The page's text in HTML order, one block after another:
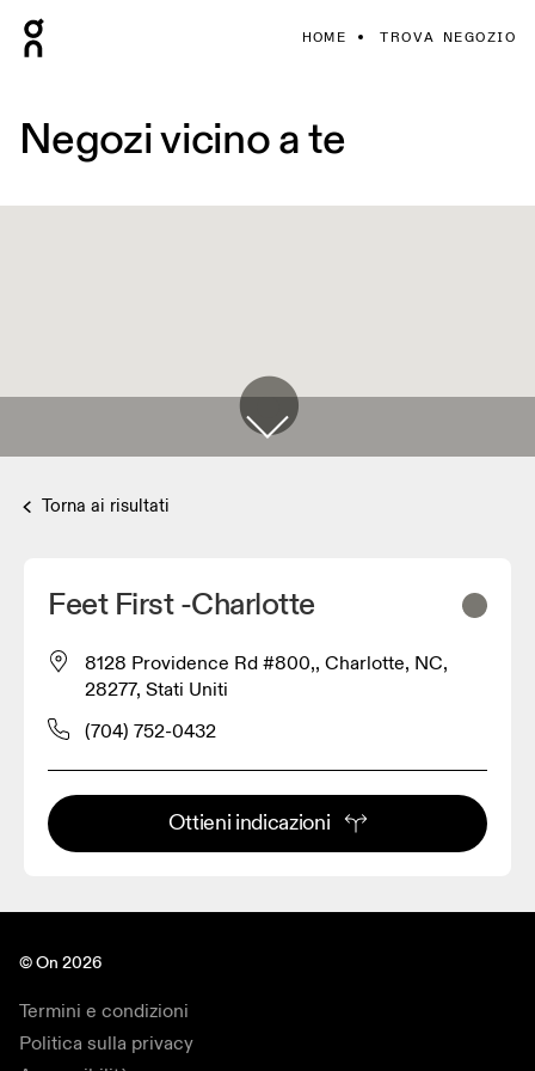
HOME TROVA NEGOZIO
Negozi vicino a te
Torna ai risultati
Feet First -Charlotte
8128 Providence Rd #800,, Charlotte, NC,
28277, Stati Uniti
(704) 752-0432
Ottieni indicazioni
© On 2026
Termini e condizioni
Politica sulla privacy